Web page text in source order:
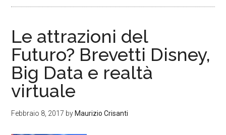
Le attrazioni del
Futuro? Brevetti Disney,
Big Data e realtà
virtuale
Febbraio 8, 2017 by Maurizio Crisanti